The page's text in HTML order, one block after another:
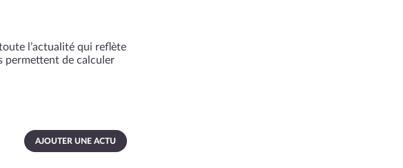
l’actualité qui reflète
permettent de calculer
AJOUTER UNE ACTU